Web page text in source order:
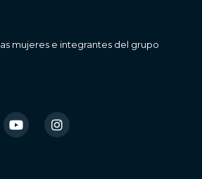
mujeres e integrantes del grupo